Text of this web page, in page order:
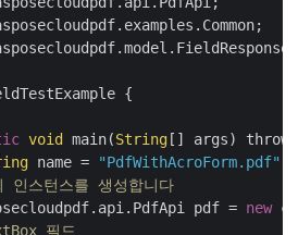
{
void main(String [] args)
name = "PdfWithAcroForm.pdf"
스턴스를 생성합니다
pdf =
new
필드